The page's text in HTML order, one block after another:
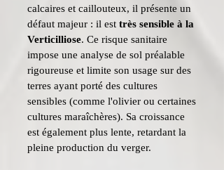
calcaires et caillouteux, il présente un
défaut majeur : il est très sensible à la
Verticilliose. Ce risque sanitaire
impose une analyse de sol préalable
rigoureuse et limite son usage sur des
terres ayant porté des cultures
sensibles (comme l'olivier ou certaines
cultures maraîchères). Sa croissance
est également plus lente, retardant la
pleine production du verger.